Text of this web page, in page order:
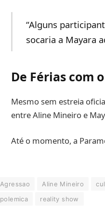
“Alguns
socaria a Mayara
De Férias com
Mesmo sem estreia
entre Aline Mineiro e
Até o momento, a
Agressao Aline Mineiro
polemica
reality show